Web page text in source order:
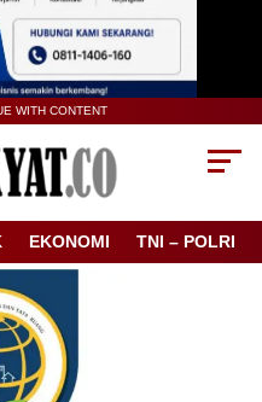
WITH CONTENT
EKONOMI TNI – POLRI